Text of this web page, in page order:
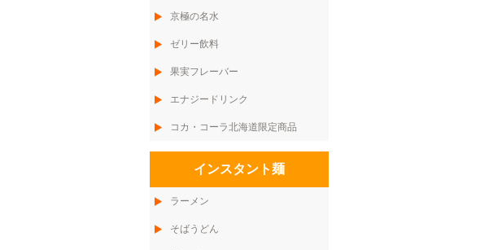
京極の名水
ゼリー飲料
果実フレーバー
エナジードリンク
コカ・コーラ北海道限定商品
インスタント麺
ラーメン
そばうどん